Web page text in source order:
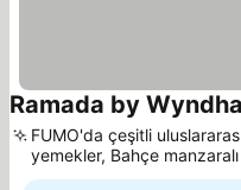
Ramada by
FUMO'da çeşitli
yemekler, Bahçe
mevcut